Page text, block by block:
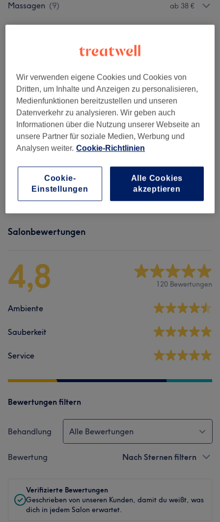
Massagen (9) ab 38 €
Bild anklicken für weitere Details
Salonbewertungen
4,8 120 Bewertungen
Ambiente
Sauberkeit
Service
Bewertungen filtern
Behandlung Alle Bewertungen
Bewertung Nach Sternen filtern
Verifizierte Bewertungen
Geschrieben von unseren Kunden, damit du weißt, was
dich in jedem Salon erwartet.
Wir verwenden eigene Cookies und Cookies von
Dritten, um Inhalte und Anzeigen zu personalisieren,
Medienfunktionen bereitzustellen und unseren
Datenverkehr zu analysieren. Wir geben auch
Informationen über die Nutzung unserer Webseite an
unsere Partner für soziale Medien, Werbung und
Analysen weiter. Cookie-Richtlinien
Cookie-
Einstellungen
Alle Cookies
akzeptieren